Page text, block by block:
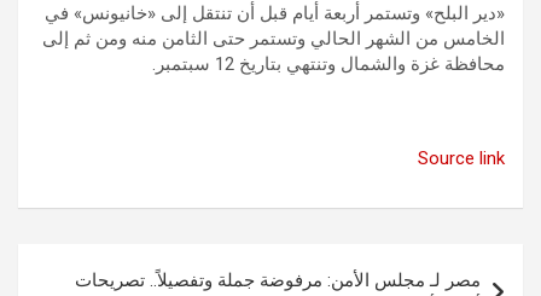
«دير البلح» وتستمر أربعة أيام قبل أن تنتقل إلى «خانيونس» في
الخامس من الشهر الحالي وتستمر حتى الثامن منه ومن ثم إلى
محافظة غزة والشمال وتنتهي بتاريخ 12 سبتمبر.
Source link
مصر لـ مجلس الأمن: مرفوضة جملة وتفصيلاً.. تصريحات